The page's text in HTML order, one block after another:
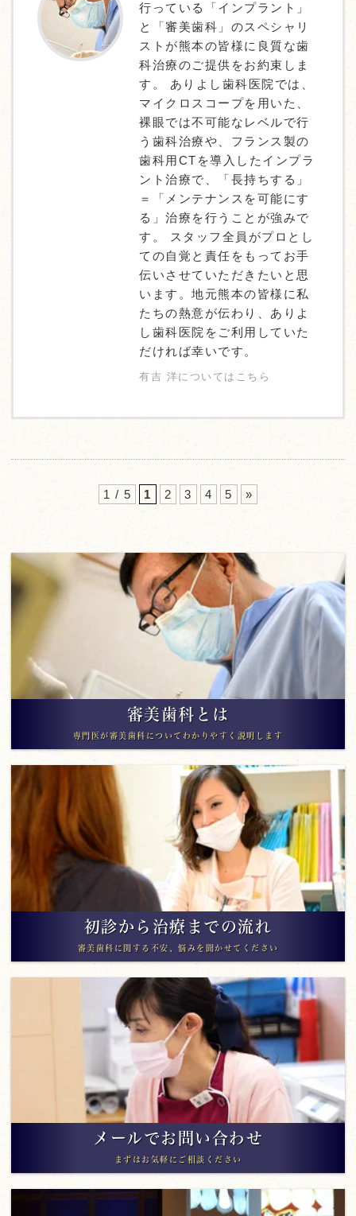
行っている「インプラント」
と「審美歯科」のスペシャリ
ストが熊本の皆様に良質な歯
科治療のご提供をお約束しま
す。 ありよし歯科医院では、
マイクロスコープを用いた、
裸眼では不可能なレベルで行
う歯科治療や、フランス製の
歯科用CTを導入したインプラ
ント治療で、「長持ちする」
＝「メンテナンスを可能にす
る」治療を行うことが強みで
す。 スタッフ全員がプロとし
ての自覚と責任をもってお手
伝いさせていただきたいと思
います。地元熊本の皆様に私
たちの熱意が伝わり、ありよ
し歯科医院をご利用していた
だければ幸いです。
有吉 洋についてはこちら
1 / 5 1 2 3 4 5 »
審美歯科とは
専門医が審美歯科についてわかりやすく説明します
初診から治療までの流れ
審美歯科に関する不安、悩みを聞かせてください
メールでお問い合わせ
まずはお気軽にご相談ください